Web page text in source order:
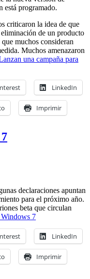
está programado.
criticaron la idea de que
de un producto
muchos consideran
Muchos amenazaron
una campaña para
LinkedIn
Imprimir
declaraciones apuntan
para el próximo año.
beta que circulan
7
LinkedIn
Imprimir